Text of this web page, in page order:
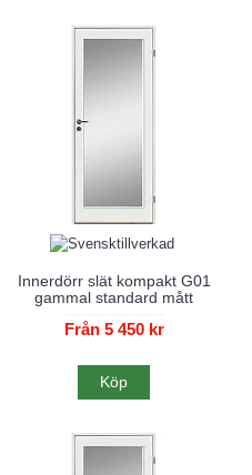
Innerdörr slät kompakt G01
gammal standard mått
Från 5 450 kr
Köp